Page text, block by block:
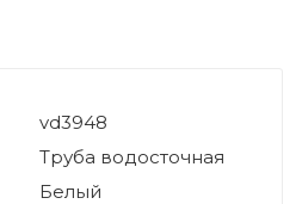
vd3948
Труба водосточная
Белый